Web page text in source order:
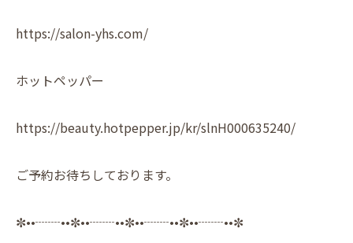
https://salon-yhs.com/
ホットペッパー
https://beauty.hotpepper.jp/kr/slnH000635240/
ご予約お待ちしております。
✼••┈┈••✼••┈┈••✼••┈┈••✼••┈┈••✼